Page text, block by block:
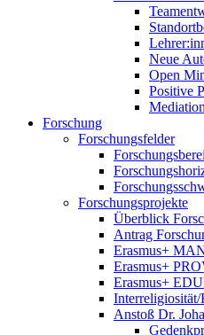
Neue
Open
Positive
Forschung
Forschungsfelder
Forschungsprojekte
Überblick
Antrag
Erasmus+
Erasmus+
Erasmus+
Anstoß Dr.